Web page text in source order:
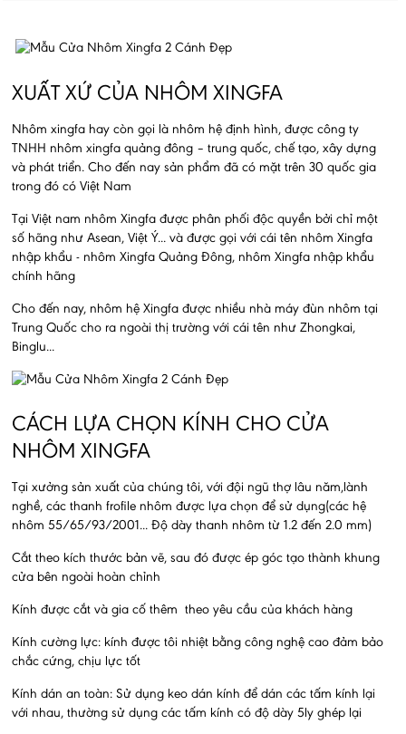
XUẤT XỨ CỦA NHÔM XINGFA
Nhôm xingfa hay còn gọi là nhôm hệ định hình, được công ty
TNHH nhôm xingfa quảng đông – trung quốc, chế tạo, xây dựng
và phát triển. Cho đến nay sản phẩm đã có mặt trên 30 quốc gia
trong đó có Việt Nam
Tại Việt nam nhôm Xingfa được phân phối độc quyền bởi chỉ một
số hãng như Asean, Việt Ý... và được gọi với cái tên nhôm Xingfa
nhập khẩu - nhôm Xingfa Quảng Đông, nhôm Xingfa nhập khẩu
chính hãng
Cho đến nay, nhôm hệ Xingfa được nhiều nhà máy đùn nhôm tại
Trung Quốc cho ra ngoài thị trường với cái tên như Zhongkai,
Binglu...
CÁCH LỰA CHỌN KÍNH CHO CỬA
NHÔM XINGFA
Tại xưởng sản xuất của chúng tôi, với đội ngũ thợ lâu năm,lành
nghề, các thanh frofile nhôm được lựa chọn để sử dụng(các hệ
nhôm 55/65/93/2001... Độ dày thanh nhôm từ 1.2 đến 2.0 mm)
Cắt theo kích thước bản vẽ, sau đó được ép góc tạo thành khung
cửa bên ngoài hoàn chỉnh
Kính được cắt và gia cố thêm theo yêu cầu của khách hàng
Kính cường lực: kính được tôi nhiệt bằng công nghệ cao đảm bảo
chắc cứng, chịu lực tốt
Kính dán an toàn: Sử dụng keo dán kính để dán các tấm kính lại
với nhau, thường sử dụng các tấm kính có độ dày 5ly ghép lại